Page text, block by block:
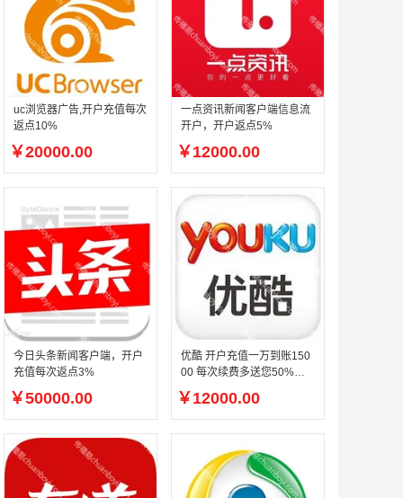
uc浏览器广告,开户充值每次
返点10%
￥20000.00
一点资讯新闻客户端信息流
开户，开户返点5%
￥12000.00
今日头条新闻客户端，开户
充值每次返点3%
￥50000.00
优酷 开户充值一万到账150
00 每次续费多送您50%返
点
￥12000.00